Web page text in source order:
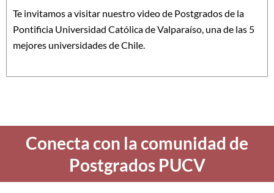
Te invitamos a visitar nuestro video de Postgrados de la
Pontificia Universidad Católica de Valparaíso, una de las 5
mejores universidades de Chile.
Conecta con la comunidad de
Postgrados PUCV